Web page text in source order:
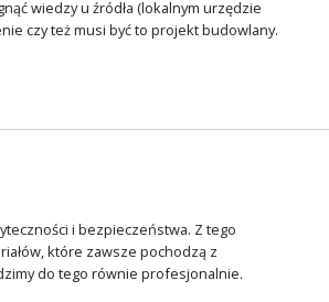
wiedzy u źródła (lokalnym urzędzie
czy też musi być to projekt budowlany.
i bezpieczeństwa. Z tego
które zawsze pochodzą z
do tego równie profesjonalnie.